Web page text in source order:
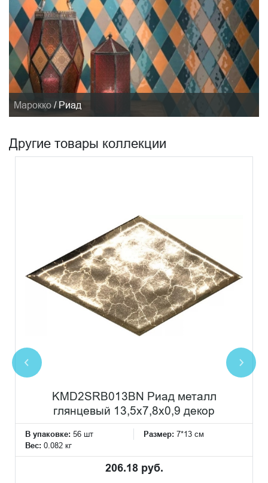
Марокко / Риад
Другие товары коллекции
KMD2SRB013BN Риад металл
глянцевый 13,5x7,8x0,9 декор
В упаковке: 56 шт Размер: 7*13 см
Вес: 0.082 кг
206.18 руб.